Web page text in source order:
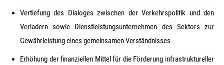
Vertiefung des Dialoges zwischen der Verkehrspolitik und den
Verladern sowie Dienstleistungsunternehmen des Sektors zur
Gewährleistung eines gemeinsamen Verständnisses
Erhöhung der finanziellen Mittel für die Förderung infrastruktureller